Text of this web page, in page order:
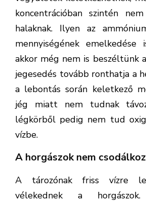
koncentrációban szintén
halaknak. Ilyen az
mennyiségének
akkor még nem is beszéltünk
jegesedés tovább ronthatja a
a lebontás során keletkező
jég miatt nem tudnak
légkörből pedig nem tud
vízbe.
A horgászok nem
A tározónak friss vízre
vélekednek a